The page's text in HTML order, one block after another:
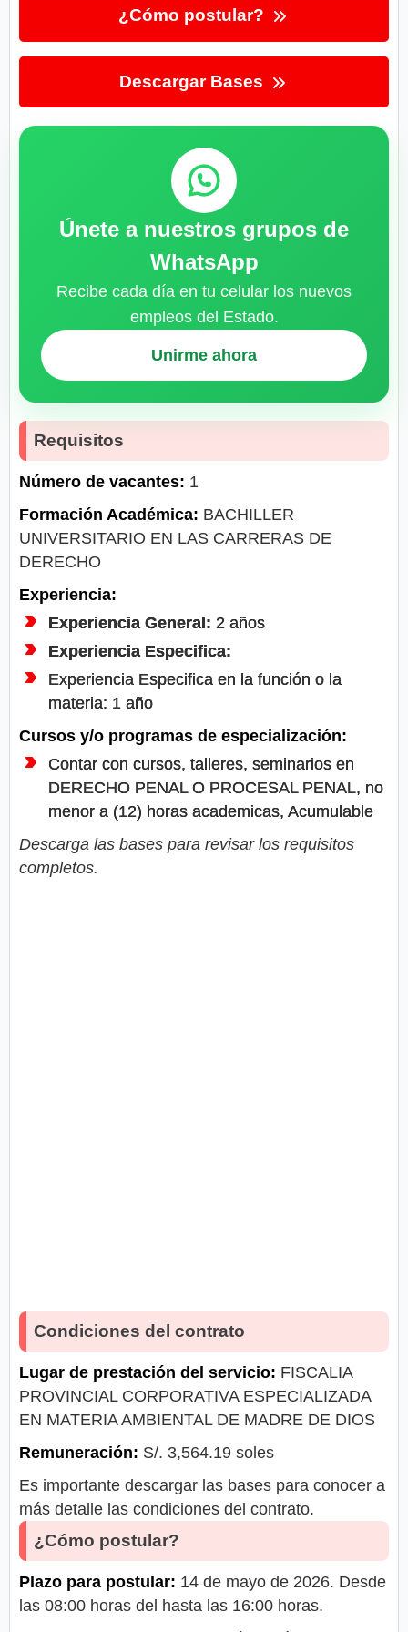
¿Cómo postular?
Descargar Bases
Únete a nuestros grupos de
WhatsApp
Recibe cada día en tu celular los nuevos
empleos del Estado.
Unirme ahora
Requisitos
Número de vacantes: 1
Formación Académica: BACHILLER
UNIVERSITARIO EN LAS CARRERAS DE
DERECHO
Experiencia:
Experiencia General: 2 años
Experiencia Especifica:
Experiencia Especifica en la función o la
materia: 1 año
Cursos y/o programas de especialización:
Contar con cursos, talleres, seminarios en
DERECHO PENAL O PROCESAL PENAL, no
menor a (12) horas academicas, Acumulable
Descarga las bases para revisar los requisitos
completos.
Condiciones del contrato
Lugar de prestación del servicio: FISCALIA
PROVINCIAL CORPORATIVA ESPECIALIZADA
EN MATERIA AMBIENTAL DE MADRE DE DIOS
Remuneración: S/. 3,564.19 soles
Es importante descargar las bases para conocer a
más detalle las condiciones del contrato.
¿Cómo postular?
Plazo para postular: 14 de mayo de 2026. Desde
las 08:00 horas del hasta las 16:00 horas.